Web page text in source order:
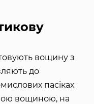
вощину з
до
пасіках
вощиною, на